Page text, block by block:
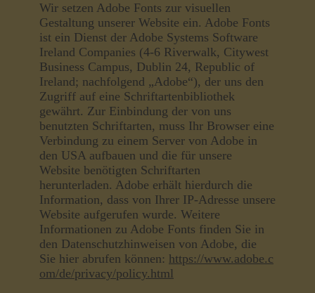
Wir setzen Adobe Fonts zur visuellen
Gestaltung unserer Website ein. Adobe Fonts
ist ein Dienst der Adobe Systems Software
Ireland Companies (4-6 Riverwalk, Citywest
Business Campus, Dublin 24, Republic of
Ireland; nachfolgend „Adobe“), der uns den
Zugriff auf eine Schriftartenbibliothek
gewährt. Zur Einbindung der von uns
benutzten Schriftarten, muss Ihr Browser eine
Verbindung zu einem Server von Adobe in
den USA aufbauen und die für unsere
Website benötigten Schriftarten
herunterladen. Adobe erhält hierdurch die
Information, dass von Ihrer IP-Adresse unsere
Website aufgerufen wurde. Weitere
Informationen zu Adobe Fonts finden Sie in
den Datenschutzhinweisen von Adobe, die
Sie hier abrufen können: https://www.adobe.c
om/de/privacy/policy.html